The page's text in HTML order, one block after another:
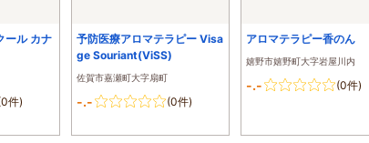
ール カナ
件)
予防医療アロマテラピー Visa
ge Souriant(ViSS)
佐賀市嘉瀬町大字扇町
-.- (0件)
アロマテラピー香のん
嬉野市嬉野町大字岩屋川内
-.- (0件)